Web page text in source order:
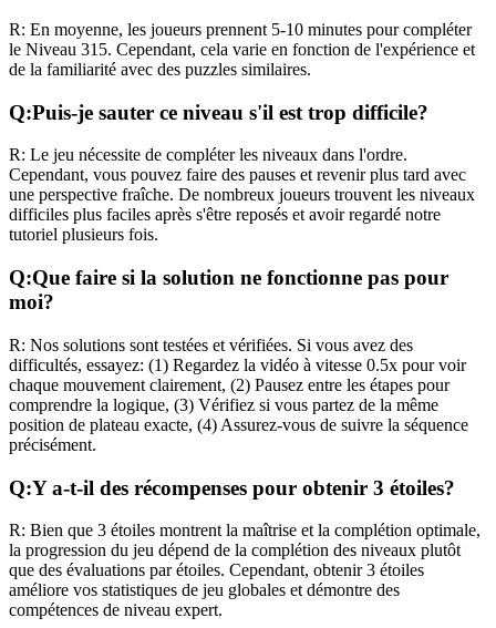
R: En moyenne, les joueurs prennent 5-10 minutes pour compléter
le Niveau 315. Cependant, cela varie en fonction de l'expérience et
de la familiarité avec des puzzles similaires.
Q:Puis-je sauter ce niveau s'il est trop difficile?
R: Le jeu nécessite de compléter les niveaux dans l'ordre.
Cependant, vous pouvez faire des pauses et revenir plus tard avec
une perspective fraîche. De nombreux joueurs trouvent les niveaux
difficiles plus faciles après s'être reposés et avoir regardé notre
tutoriel plusieurs fois.
Q:Que faire si la solution ne fonctionne pas pour
moi?
R: Nos solutions sont testées et vérifiées. Si vous avez des
difficultés, essayez: (1) Regardez la vidéo à vitesse 0.5x pour voir
chaque mouvement clairement, (2) Pausez entre les étapes pour
comprendre la logique, (3) Vérifiez si vous partez de la même
position de plateau exacte, (4) Assurez-vous de suivre la séquence
précisément.
Q:Y a-t-il des récompenses pour obtenir 3 étoiles?
R: Bien que 3 étoiles montrent la maîtrise et la complétion optimale,
la progression du jeu dépend de la complétion des niveaux plutôt
que des évaluations par étoiles. Cependant, obtenir 3 étoiles
améliore vos statistiques de jeu globales et démontre des
compétences de niveau expert.